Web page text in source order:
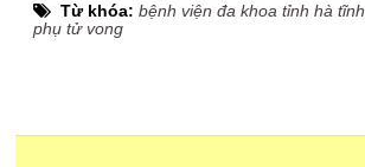
Từ khóa:bệnh viện đa khoa tỉnh hà tĩnh
phụ tử vong